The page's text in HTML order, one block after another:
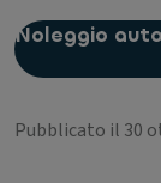
Noleggio
Pubblicato il 30